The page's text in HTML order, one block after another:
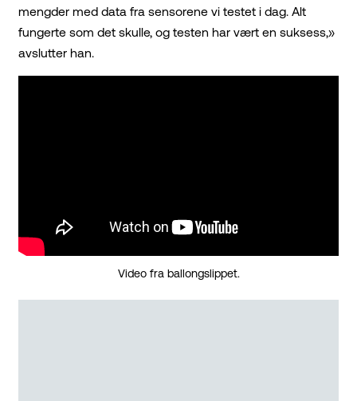
mengder med data fra sensorene vi testet i dag. Alt
fungerte som det skulle, og testen har vært en suksess,»
avslutter han.
Video fra ballongslippet.